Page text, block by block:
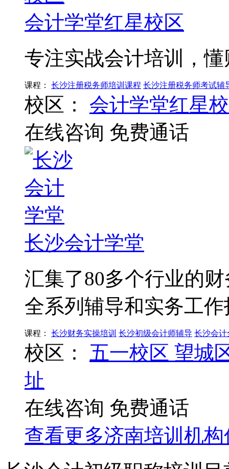
会计学堂红星校区
专注实战会计培训，
课程： 长沙注册税务师培训课程 长沙注册税务师考试辅
校区：
会计学堂红星
在线咨询 免费通话
长沙会计学堂
汇集了80多个行业的
全系列辅导和实务工作
课程： 长沙财务实操培训 长沙初级会计师辅导 长沙会计
校区： 五一校区 望城
址
在线咨询 免费通话
查看更多济南培训机构